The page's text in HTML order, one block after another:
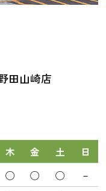
田山崎店
木 金 土
日
◯ ◯ ◯
－